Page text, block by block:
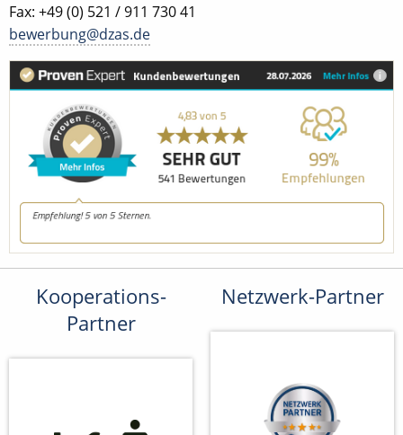
Fax: +49 (0) 521 / 911 730 41
bewerbung@dzas.de
Kooperations-
Partner
Netzwerk-Partner